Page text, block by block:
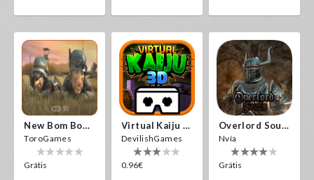
New Bom Bom Vr SBS 2020
ToroGames
Grátis
Virtual Kaiju 3D
DevilishGames
0.96€
Overlord Souls
Nvía
Grátis